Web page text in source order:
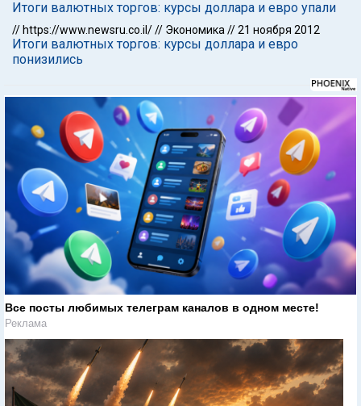
Итоги валютных торгов: курсы доллара и евро упали
// https://www.newsru.co.il/// Экономика //21 ноября 2012
Итоги валютных торгов: курсы доллара и евро
понизились
Все посты любимых телеграм каналов в одном месте!
Реклама